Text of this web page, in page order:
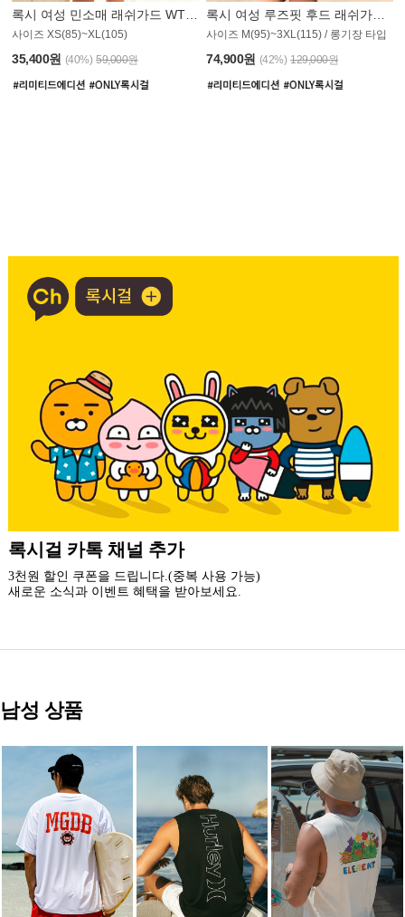
사이즈 XS(85)~XL(105)
35,400원 (40%) 59,000원
사이즈 M(95)~3XL(115) / 롱기장 타입
74,900원 (42%) 129,000원
더 가까운 쇼핑, 록시걸 모바일 앱
빠른쇼핑! 간편결제! 모바일에 딱 맞춘 쇼핑 앱
지금 설치하고 추가 할인 받아 가세요.
남성 상품